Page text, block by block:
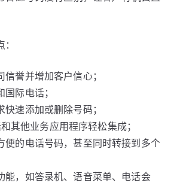
誉并增加客户信心；
际电话；
速添加或删除号码；
其他业务应用程序轻松集成；
便的电话号码，甚至同时转接到多个
能，如答录机、语音菜单、电话会